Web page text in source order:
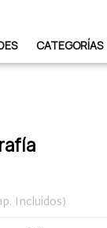
CATEGORÍAS
Incluidos)